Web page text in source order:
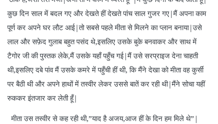
कुछ दिन साल में बदल गए और देखते हीं देखते पांच साल गुजर गए|मैं अपना काम
पूर्ण कर अपने घर लौट आई|तो सबसे पहले मीता से मिलने का प्लान बनाया|उसे
लाल और सफ़ेद गुलाब बहुत पसंद थे,इसलिए उसके बुके बनवाकर और साथ में
टैगोर जी की पुस्तक लेके,मैं उसके यहाँ पहुँच गई|मैं उसे सरप्राइज देना चाहती
थी,इसलिए दबे पांव मैं उसके कमरे में पहुँची हीं थी, कि मैंने देखा को मीता वह कुर्सी
पर बैठी थी और अपने हाथों में तस्वीर लेकर उससे बातें कर रही थी|मैंने सोचा यहीं
रुककर इंतजार कर लेती हूँ|
मीता उस तस्वीर से कह रही थी,”याद है अजय,आज हीं के दिन हम मिले थे”|